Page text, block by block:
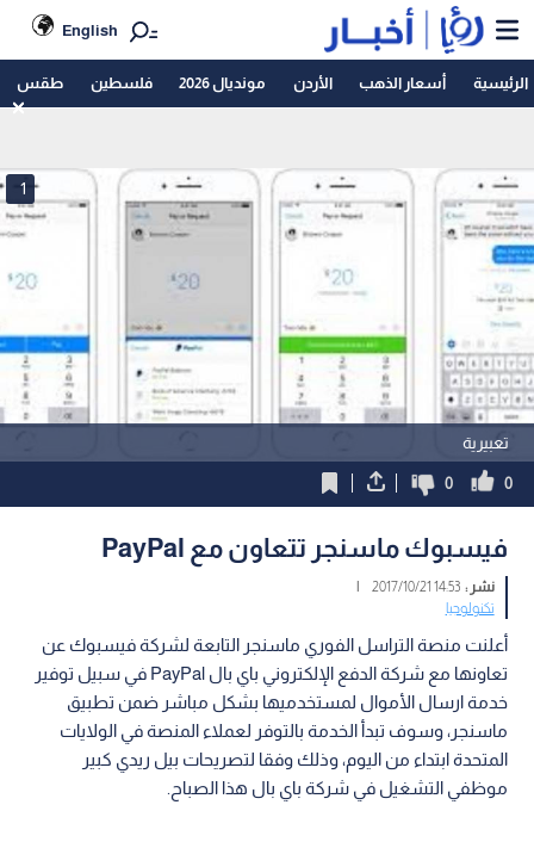
English
الرئيسية أسعار الذهب الأردن مونديال 2026 فلسطين طقس
تعبيرية
1
0
0
فيسبوك ماسنجر تتعاون مع PayPal
نشر :14:53 2017/10/21
|
تكنولوجيا
أعلنت منصة التراسل الفوري ماسنجر التابعة لشركة فيسبوك عن
تعاونها مع شركة الدفع الإلكتروني باي بال PayPal في سبيل توفير
خدمة ارسال الأموال لمستخدميها بشكل مباشر ضمن تطبيق
ماسنجر، وسوف تبدأ الخدمة بالتوفر لعملاء المنصة في الولايات
المتحدة ابتداء من اليوم، وذلك وفقا لتصريحات بيل ريدي كبير
موظفي التشغيل في شركة باي بال هذا الصباح.